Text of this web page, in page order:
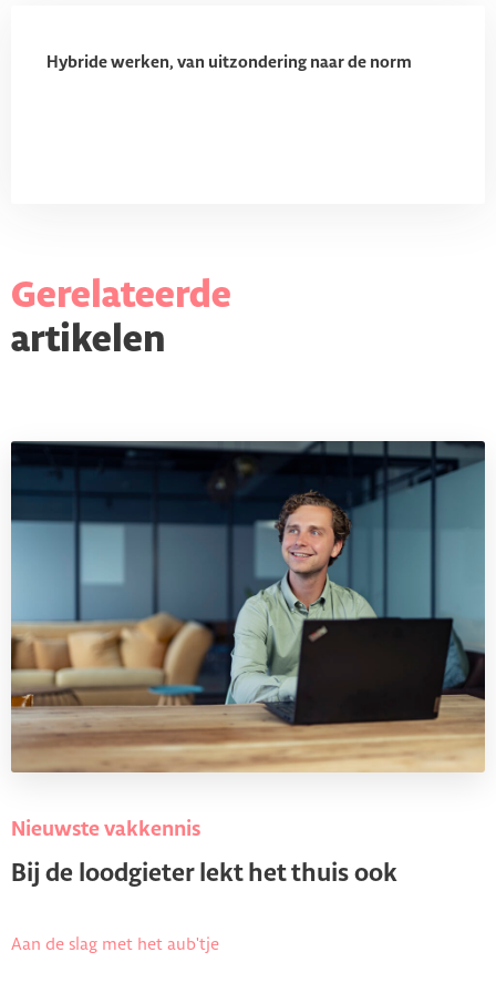
Hybride werken, van uitzondering naar de norm
Gerelateerde
artikelen
Nieuwste vakkennis
Bij de loodgieter lekt het thuis ook
Aan de slag met het aub'tje